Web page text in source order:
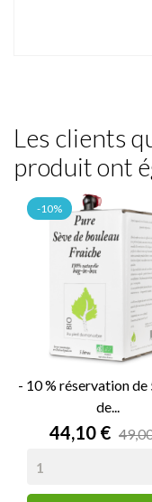
Les clients
produit ont
- 10 % réservation de
de...
Prix
44,10 €
-10%